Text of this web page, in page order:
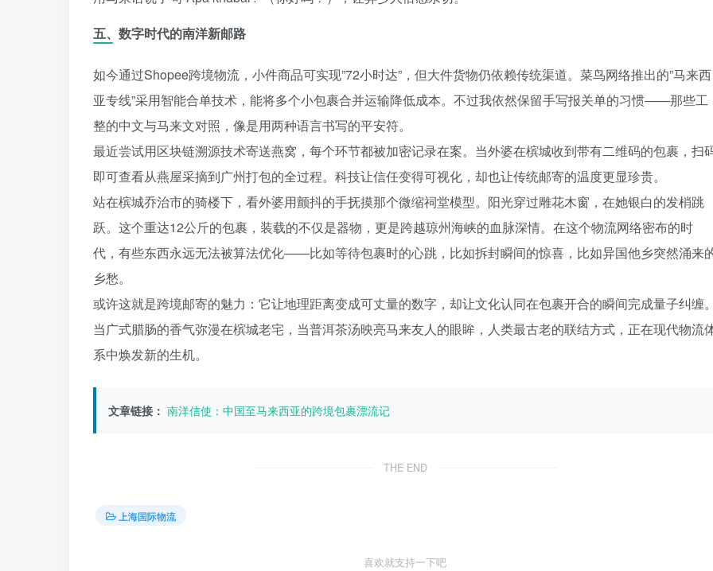
五、数字时代的南洋新邮路
如今通过Shopee跨境物流，小件商品可实现”72小时达”，但大件货物仍依赖传统渠道。菜鸟网络推出的”马来西
亚专线”采用智能合单技术，能将多个小包裹合并运输降低成本。不过我依然保留手写报关单的习惯——那些工
整的中文与马来文对照，像是用两种语言书写的平安符。
最近尝试用区块链溯源技术寄送燕窝，每个环节都被加密记录在案。当外婆在槟城收到带有二维码的包裹，扫
即可查看从燕屋采摘到广州打包的全过程。科技让信任变得可视化，却也让传统邮寄的温度更显珍贵。
站在槟城乔治市的骑楼下，看外婆用颤抖的手抚摸那个微缩祠堂模型。阳光穿过雕花木窗，在她银白的发梢跳
跃。这个重达12公斤的包裹，装载的不仅是器物，更是跨越琼州海峡的血脉深情。在这个物流网络密布的时
代，有些东西永远无法被算法优化——比如等待包裹时的心跳，比如拆封瞬间的惊喜，比如异国他乡突然涌来
乡愁。
或许这就是跨境邮寄的魅力：它让地理距离变成可丈量的数字，却让文化认同在包裹开合的瞬间完成量子纠缠
当广式腊肠的香气弥漫在槟城老宅，当普洱茶汤映亮马来友人的眼眸，人类最古老的联结方式，正在现代物流
系中焕发新的生机。
文章链接： 南洋信使：中国至马来西亚的跨境包裹漂流记
THE END
上海国际物流
喜欢就支持一下吧